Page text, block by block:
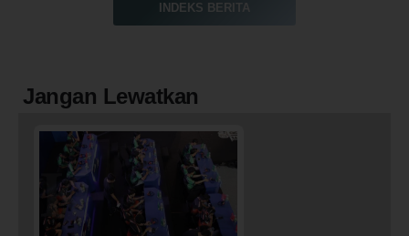
INDEKS BERITA
Jangan Lewatkan